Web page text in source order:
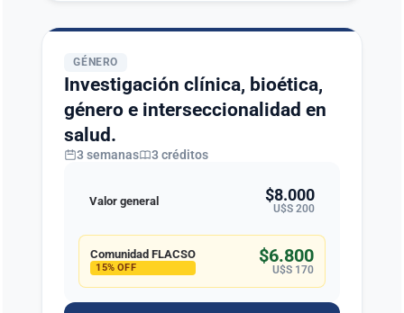
GÉNERO
Investigación clínica, bioética,
género e interseccionalidad en
salud.
3 semanas 3 créditos
Valor general $8.000
U$S 200
Comunidad FLACSO
15% OFF
$6.800
U$S 170